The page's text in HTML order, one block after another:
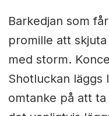
Barkedjan som
promille att
med storm.
Shotluckan läggs
omtanke på att